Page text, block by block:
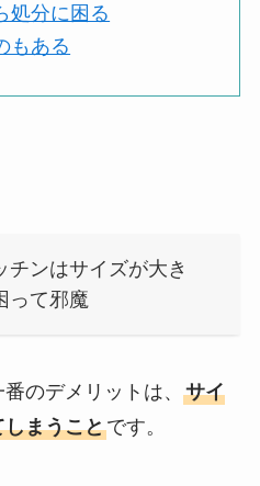
処分に困る
もある
チンはサイズが大き
って邪魔
のデメリットは、 サイ
まうことです。